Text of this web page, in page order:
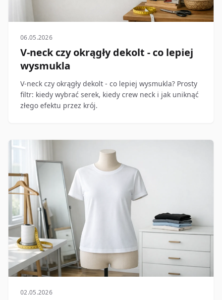
06.05.2026
V-neck czy okrągły dekolt - co lepiej
wysmukla
V-neck czy okrągły dekolt - co lepiej wysmukla? Prosty
filtr: kiedy wybrać serek, kiedy crew neck i jak uniknąć
złego efektu przez krój.
02.05.2026